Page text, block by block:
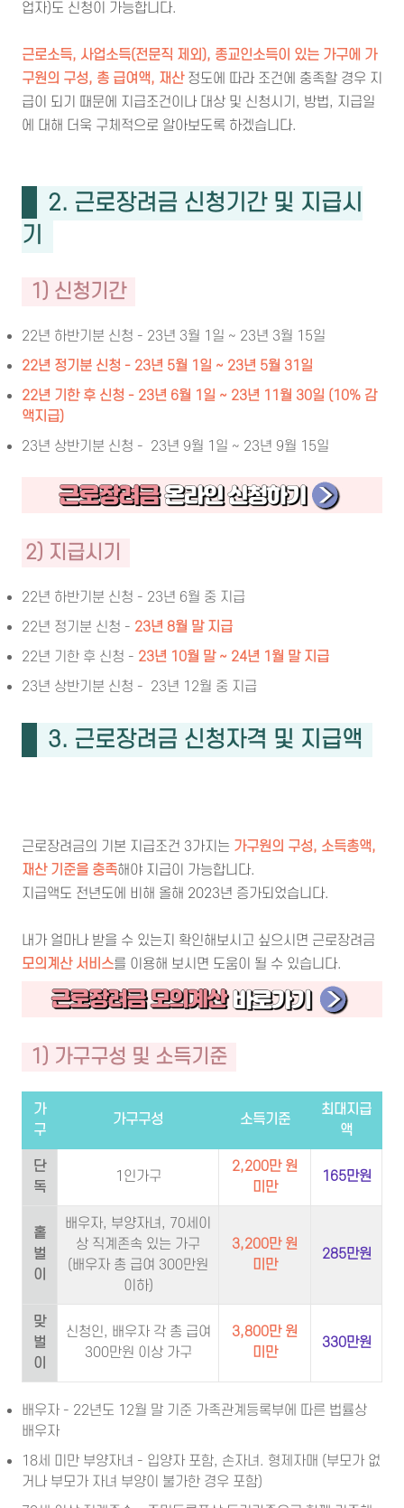
업자)도 신청이 가능합니다.
근로소득, 사업소득(전문직 제외), 종교인소득이 있는 가구에 가
구원의 구성, 총 급여액, 재산정도에 따라 조건에 충족할 경우 지
급이 되기 때문에 지급조건이나 대상 및 신청시기, 방법, 지급일
에 대해 더욱 구체적으로 알아보도록 하겠습니다.
2. 근로장려금 신청기간 및 지급시
기
1) 신청기간
22년 하반기분 신청 - 23년 3월 1일 ~ 23년 3월 15일
22년 정기분 신청 - 23년 5월 1일 ~ 23년 5월 31일
22년 기한 후 신청 - 23년 6월 1일 ~ 23년 11월 30일 (10% 감
액지급)
23년 상반기분 신청 - 23년 9월 1일 ~ 23년 9월 15일
2) 지급시기
22년 하반기분 신청 - 23년 6월 중 지급
22년 정기분 신청 - 23년 8월 말 지급
22년 기한 후 신청 - 23년 10월 말 ~ 24년 1월 말 지급
23년 상반기분 신청 - 23년 12월 중 지급
3. 근로장려금 신청자격 및 지급액
근로장려금의 기본 지급조건 3가지는 가구원의 구성, 소득총액,
재산 기준을 충족해야 지급이 가능합니다.
지급액도 전년도에 비해 올해 2023년 증가되었습니다.
내가 얼마나 받을 수 있는지 확인해보시고 싶으시면 근로장려금
모의계산 서비스를 이용해 보시면 도움이 될 수 있습니다.
1) 가구구성 및 소득기준
가
구
가구구성 소득기준
최대지급
액
단
독
1인가구
2,200만 원
미만
165만원
홑
벌
이
배우자, 부양자녀, 70세이
상 직계존속 있는 가구
(배우자 총 급여 300만원
이하)
3,200만 원
미만
285만원
맞
벌
이
신청인, 배우자 각 총 급여
300만원 이상 가구
3,800만 원
미만
330만원
배우자 - 22년도 12월 말 기준 가족관계등록부에 따른 법률상
배우자
18세 미만 부양자녀 - 입양자 포함, 손자녀. 형제자매 (부모가 없
거나 부모가 자녀 부양이 불가한 경우 포함)